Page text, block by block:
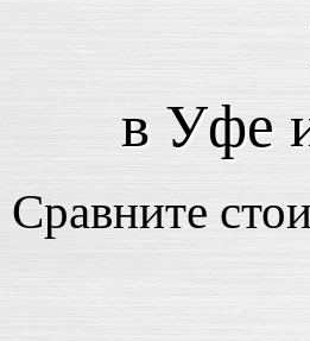
в Уфе
Сравните